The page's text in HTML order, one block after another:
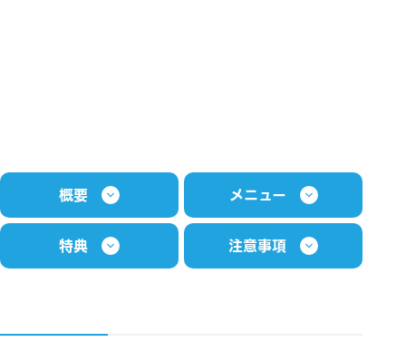
概要 メニュー
特典 注意事項